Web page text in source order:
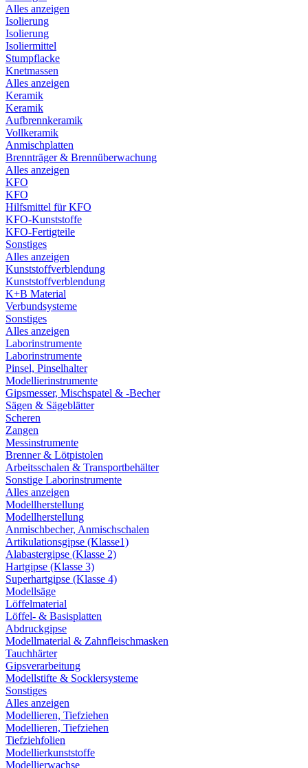
Alles anzeigen
Isolierung
Isolierung
Isoliermittel
Stumpflacke
Knetmassen
Alles anzeigen
Keramik
Keramik
Aufbrennkeramik
Vollkeramik
Anmischplatten
Brennträger & Brennüberwachung
Alles anzeigen
KFO
KFO
Hilfsmittel für KFO
KFO-Kunststoffe
KFO-Fertigteile
Sonstiges
Alles anzeigen
Kunststoffverblendung
Kunststoffverblendung
K+B Material
Verbundsysteme
Sonstiges
Alles anzeigen
Laborinstrumente
Laborinstrumente
Pinsel, Pinselhalter
Modellierinstrumente
Gipsmesser, Mischspatel & -Becher
Sägen & Sägeblätter
Scheren
Zangen
Messinstrumente
Brenner & Lötpistolen
Arbeitsschalen & Transportbehälter
Sonstige Laborinstrumente
Alles anzeigen
Modellherstellung
Modellherstellung
Anmischbecher, Anmischschalen
Artikulationsgipse (Klasse1)
Alabastergipse (Klasse 2)
Hartgipse (Klasse 3)
Superhartgipse (Klasse 4)
Modellsäge
Löffelmaterial
Löffel- & Basisplatten
Abdruckgipse
Modellmaterial & Zahnfleischmasken
Tauchhärter
Gipsverarbeitung
Modellstifte & Socklersysteme
Sonstiges
Alles anzeigen
Modellieren, Tiefziehen
Modellieren, Tiefziehen
Tiefziehfolien
Modellierkunststoffe
Modellierwachse